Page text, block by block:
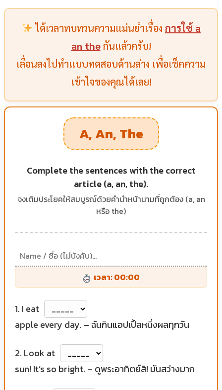
ได้เวลาทบทวนความแม่นยำเรื่อง การใช้ a
an theกันแล้วครับ!
เลื่อนลงไปทำแบบทดสอบด้านล่าง เพื่อเช็คความ
เข้าใจของคุณได้เลย!
A, An, The
Complete the sentences with the correct
article (a, an, the).
จงเติมประโยคให้สมบูรณ์ด้วยคำนำหน้านามที่ถูกต้อง (a, an
หรือ the)
เวลา: 00:00
1. I eat
apple every day. – ฉันกินแอปเปิ้ลหนึ่งผลทุกวัน
2. Look at
sun! It’s so bright. – ดูพระอาทิตย์สิ! มันสว่างมาก